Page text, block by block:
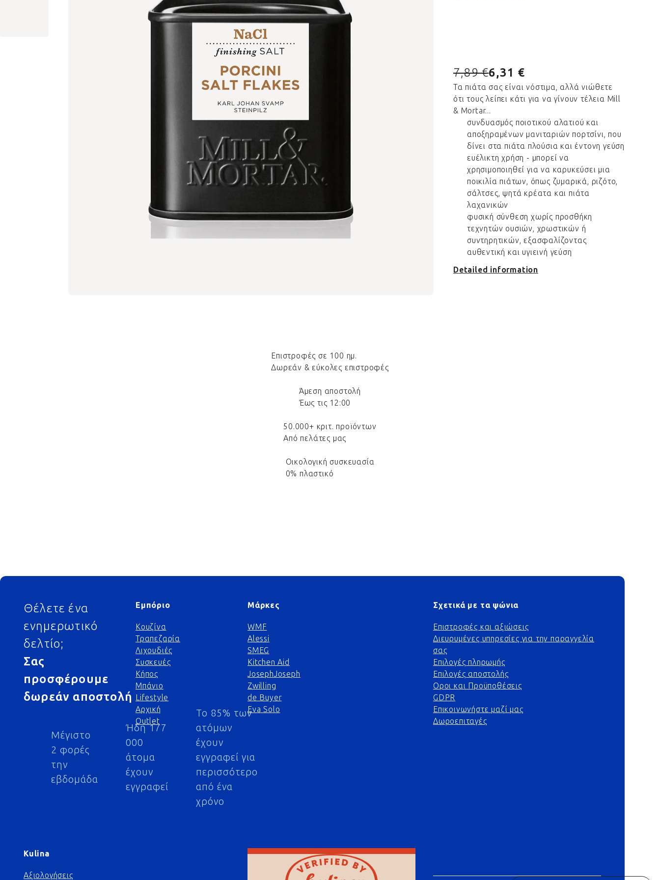
7,89 €6,31 €
Τα πιάτα σας είναι νόστιμα, αλλά νιώθετε
ότι τους λείπει κάτι για να γίνουν τέλεια Mill
& Mortar...
συνδυασμός ποιοτικού αλατιού και
αποξηραμένων μανιταριών πορτσίνι, που
δίνει στα πιάτα πλούσια και έντονη γεύση
ευέλικτη χρήση - μπορεί να
χρησιμοποιηθεί για να καρυκεύσει μια
ποικιλία πιάτων, όπως ζυμαρικά, ριζότο,
σάλτσες, ψητά κρέατα και πιάτα
λαχανικών
φυσική σύνθεση χωρίς προσθήκη
τεχνητών ουσιών, χρωστικών ή
συντηρητικών, εξασφαλίζοντας
αυθεντική και υγιεινή γεύση
Detailed information
Επιστροφές σε 100 ημ.
Δωρεάν & εύκολες επιστροφές
Άμεση αποστολή
Έως τις 12:00
50.000+ κριτ. προϊόντων
Από πελάτες μας
Οικολογική συσκευασία
0% πλαστικό
Footer
Θέλετε ένα
ενημερωτικό
δελτίο;
Σας
προσφέρουμε
δωρεάν αποστολή
Μέγιστο
2 φορές
την
εβδομάδα
Ήδη 177
000
άτομα
έχουν
εγγραφεί
Το 85% των
ατόμων
έχουν
εγγραφεί για
περισσότερο
από ένα
χρόνο
Εμπόριο
Κουζίνα
Τραπεζαρία
Λιχουδιές
Συσκευές
Κήπος
Μπάνιο
Lifestyle
Αρχική
Outlet
Μάρκες
WMF
Alessi
SMEG
Kitchen Aid
JosephJoseph
Zwilling
de Buyer
Eva Solo
Σχετικά με τα ψώνια
Επιστροφές και αξιώσεις
Διευρυμένες υπηρεσίες για την παραγγελία
σας
Επιλογές πληρωμής
Επιλογές αποστολής
Οροι και Προϋποθέσεις
GDPR
Επικοινωνήστε μαζί μας
Δωροεπιταγές
Kulina
Αξιολογήσεις